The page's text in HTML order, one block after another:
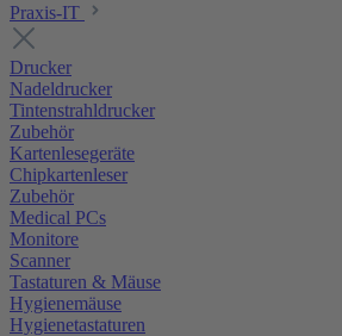
Praxis-IT
Drucker
Nadeldrucker
Tintenstrahldrucker
Zubehör
Kartenlesegeräte
Chipkartenleser
Zubehör
Medical PCs
Monitore
Scanner
Tastaturen & Mäuse
Hygienemäuse
Hygienetastaturen